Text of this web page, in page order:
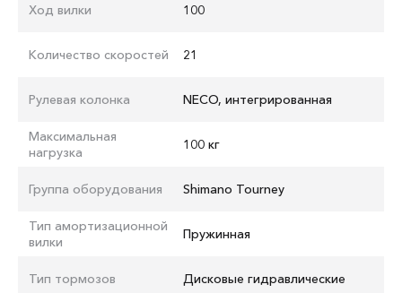
Ход вилки 100
Количество скоростей 21
Рулевая колонка NECO, интегрированная
Максимальная
нагрузка
100 кг
Группа оборудования Shimano Tourney
Тип амортизационной
вилки
Пружинная
Тип тормозов Дисковые гидравлические